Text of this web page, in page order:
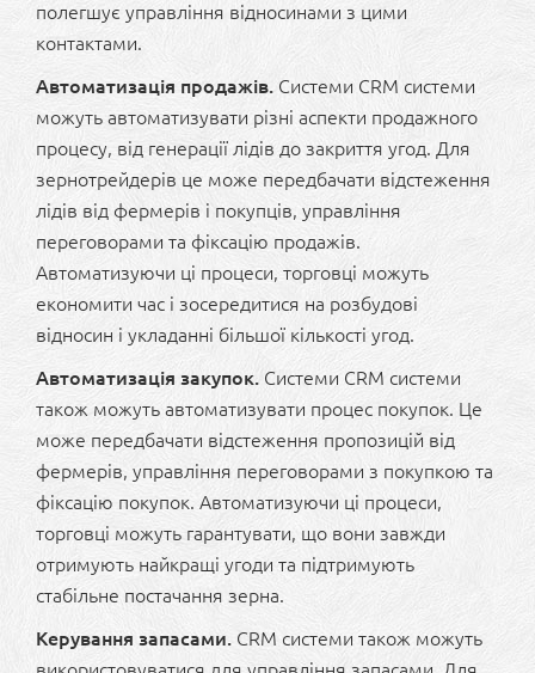
полегшує управління відносинами з цими
контактами.
Автоматизація продажів. Системи CRM системи
можуть автоматизувати різні аспекти продажного
процесу, від генерації лідів до закриття угод. Для
зернотрейдерів це може передбачати відстеження
лідів від фермерів і покупців, управління
переговорами та фіксацію продажів.
Автоматизуючи ці процеси, торговці можуть
економити час і зосередитися на розбудові
відносин і укладанні більшої кількості угод.
Автоматизація закупок. Системи CRM системи
також можуть автоматизувати процес покупок. Це
може передбачати відстеження пропозицій від
фермерів, управління переговорами з покупкою та
фіксацію покупок. Автоматизуючи ці процеси,
торговці можуть гарантувати, що вони завжди
отримують найкращі угоди та підтримують
стабільне постачання зерна.
Керування запасами. CRM системи також можуть